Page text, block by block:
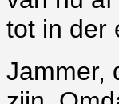
tot in der
Jammer,